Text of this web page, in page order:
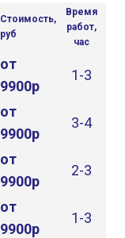
Стоимость,
руб
Время
работ,
час
от
9900р
1-3
от
9900р
3-4
от
9900р
2-3
от
9900р
1-3